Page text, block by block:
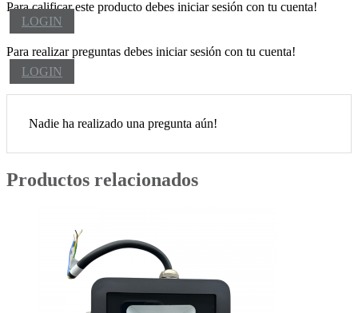
Para calificar este producto debes iniciar sesión con tu cuenta!
LOGIN
Para realizar preguntas debes iniciar sesión con tu cuenta!
LOGIN
Nadie ha realizado una pregunta aún!
Productos relacionados